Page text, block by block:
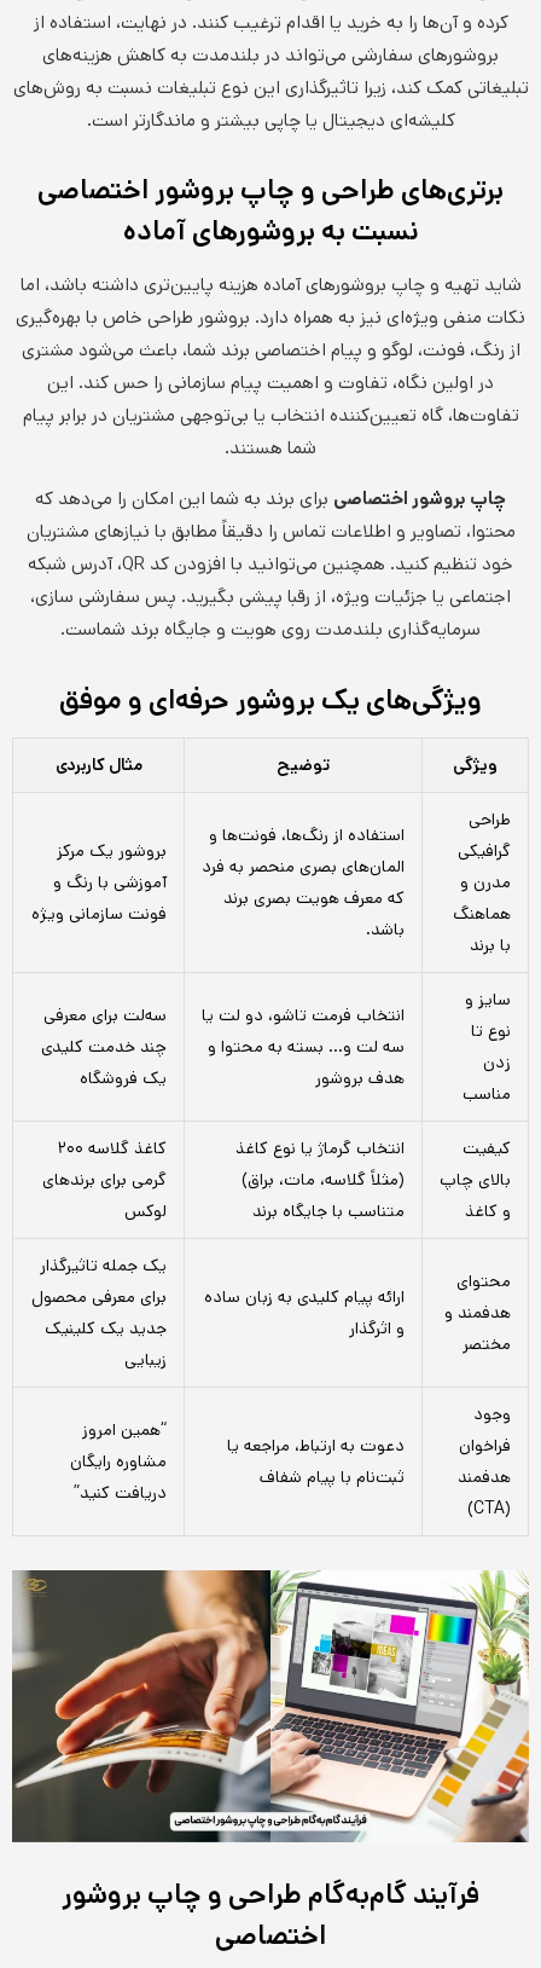
کرده و آن‌ها را به خرید یا اقدام ترغیب کنند. در نهایت، استفاده از
بروشورهای سفارشی می‌تواند در بلندمدت به کاهش هزینه‌های
تبلیغاتی کمک کند، زیرا تاثیرگذاری این نوع تبلیغات نسبت به روش‌های
کلیشه‌ای دیجیتال یا چاپی بیشتر و ماندگارتر است.
برتری‌های طراحی و چاپ بروشور اختصاصی
نسبت به بروشورهای آماده
شاید تهیه و چاپ بروشورهای آماده هزینه پایین‌تری داشته باشد، اما
نکات منفی ویژه‌ای نیز به همراه دارد. بروشور طراحی خاص با بهره‌گیری
از رنگ، فونت، لوگو و پیام اختصاصی برند شما، باعث می‌شود مشتری
در اولین نگاه، تفاوت و اهمیت پیام سازمانی را حس کند. این
تفاوت‌ها، گاه تعیین‌کننده انتخاب یا بی‌توجهی مشتریان در برابر پیام
شما هستند.
چاپ بروشور اختصاصی برای برند به شما این امکان را می‌دهد که
محتوا، تصاویر و اطلاعات تماس را دقیقاً مطابق با نیازهای مشتریان
خود تنظیم کنید. همچنین می‌توانید با افزودن کد QR، آدرس شبکه
اجتماعی یا جزئیات ویژه، از رقبا پیشی بگیرید. پس سفارشی سازی،
سرمایه‌گذاری بلندمدت روی هویت و جایگاه برند شماست.
ویژگی‌های یک بروشور حرفه‌ای و موفق
ویژگی توضیح مثال کاربردی
طراحی
گرافیکی
مدرن و
هماهنگ
با برند
استفاده از رنگ‌ها، فونت‌ها و
المان‌های بصری منحصر به فرد
که معرف هویت بصری برند
باشد.
بروشور یک مرکز
آموزشی با رنگ و
فونت سازمانی ویژه
سایز و
نوع تا
زدن
مناسب
انتخاب فرمت تاشو، دو لت یا
سه لت و… بسته به محتوا و
هدف بروشور
سه‌لت برای معرفی
چند خدمت کلیدی
یک فروشگاه
کیفیت
بالای چاپ
و کاغذ
انتخاب گرماژ یا نوع کاغذ
(مثلاً گلاسه، مات، براق)
متناسب با جایگاه برند
کاغذ گلاسه ۲۰۰
گرمی برای برندهای
لوکس
محتوای
هدفمند و
مختصر
ارائه پیام کلیدی به زبان ساده
و اثرگذار
یک جمله تاثیرگذار
برای معرفی محصول
جدید یک کلینیک
زیبایی
وجود
فراخوان
هدفمند
(CTA)
دعوت به ارتباط، مراجعه یا
ثبت‌نام با پیام شفاف
“همین امروز
مشاوره رایگان
دریافت کنید”
فرآیند گام‌به‌گام طراحی و چاپ بروشور
اختصاصی